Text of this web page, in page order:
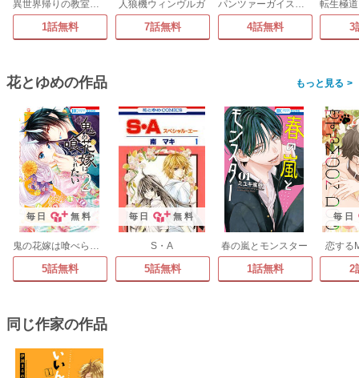
異世界帰りの教室で、魔王が恋してごめんなさい
1話無料
人狼機ウィンヴルガ
7話無料
パンツァーガイスト 機甲幽霊
4話無料 3
花とゆめの作品 >
毎日 無料
鬼の花嫁は喰べられたい
5話無料
毎日 無料
S・A
5話無料
春の嵐とモンスター
1話無料
毎日
恋する
2
同じ作家の作品